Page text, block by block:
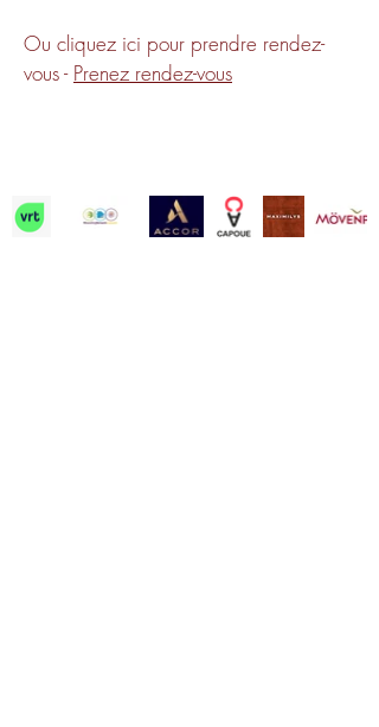
Ou cliquez ici pour prendre rendez-
vous - Prenez rendez-vous